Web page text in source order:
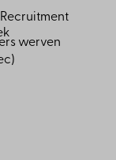
werven